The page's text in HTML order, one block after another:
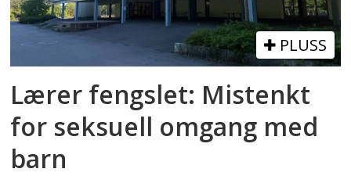
PLUSS
Lærer fengslet: Mistenkt
for seksuell omgang med
barn